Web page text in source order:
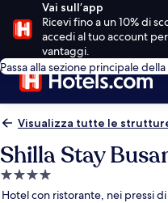
Vai sull’app
Ricevi fino a un 10% di
accedi al tuo account
vantaggi.
Passa alla sezione principale
Visualizza tutte le
Shilla Stay
Struttura
aHotel con ristorante, nei pressi di